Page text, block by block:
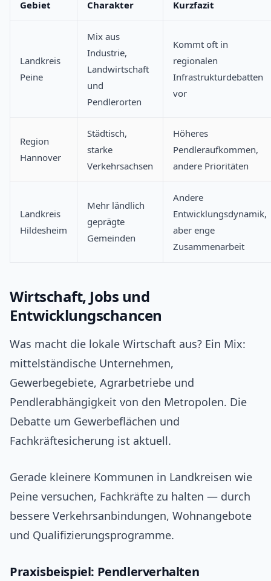
Gebiet Charakter Kurzfazit
Landkreis
Peine
Mix aus
Industrie,
Landwirtschaft
und
Pendlerorten
Kommt oft in
regionalen
Infrastrukturdebatten
vor
Region
Hannover
Städtisch,
starke
Verkehrsachsen
Höheres
Pendleraufkommen,
andere Prioritäten
Landkreis
Hildesheim
Mehr ländlich
geprägte
Gemeinden
Andere
Entwicklungsdynamik,
aber enge
Zusammenarbeit
Wirtschaft, Jobs und
Entwicklungschancen
Was macht die lokale Wirtschaft aus? Ein Mix:
mittelständische Unternehmen,
Gewerbegebiete, Agrarbetriebe und
Pendlerabhängigkeit von den Metropolen. Die
Debatte um Gewerbeflächen und
Fachkräftesicherung ist aktuell.
Gerade kleinere Kommunen in Landkreisen wie
Peine versuchen, Fachkräfte zu halten — durch
bessere Verkehrsanbindungen, Wohnangebote
und Qualifizierungsprogramme.
Praxisbeispiel: Pendlerverhalten